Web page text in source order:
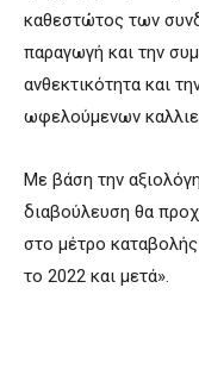
καθεστώτος των
παραγωγή και την
ανθεκτικότητα και
ωφελούμενων
Με βάση την
διαβούλευση θα
στο μέτρο
το 2022 και μετά».